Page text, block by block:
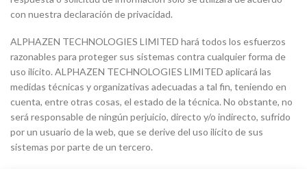
con nuestra declaración de privacidad.
ALPHAZEN TECHNOLOGIES LIMITED hará todos los esfuerzos
razonables para proteger sus sistemas contra cualquier forma de
uso ilícito. ALPHAZEN TECHNOLOGIES LIMITED aplicará las
medidas técnicas y organizativas adecuadas a tal fin, teniendo en
cuenta, entre otras cosas, el estado de la técnica. No obstante, no
será responsable de ningún perjuicio, directo y/o indirecto, sufrido
por un usuario de la web, que se derive del uso ilícito de sus
sistemas por parte de un tercero.